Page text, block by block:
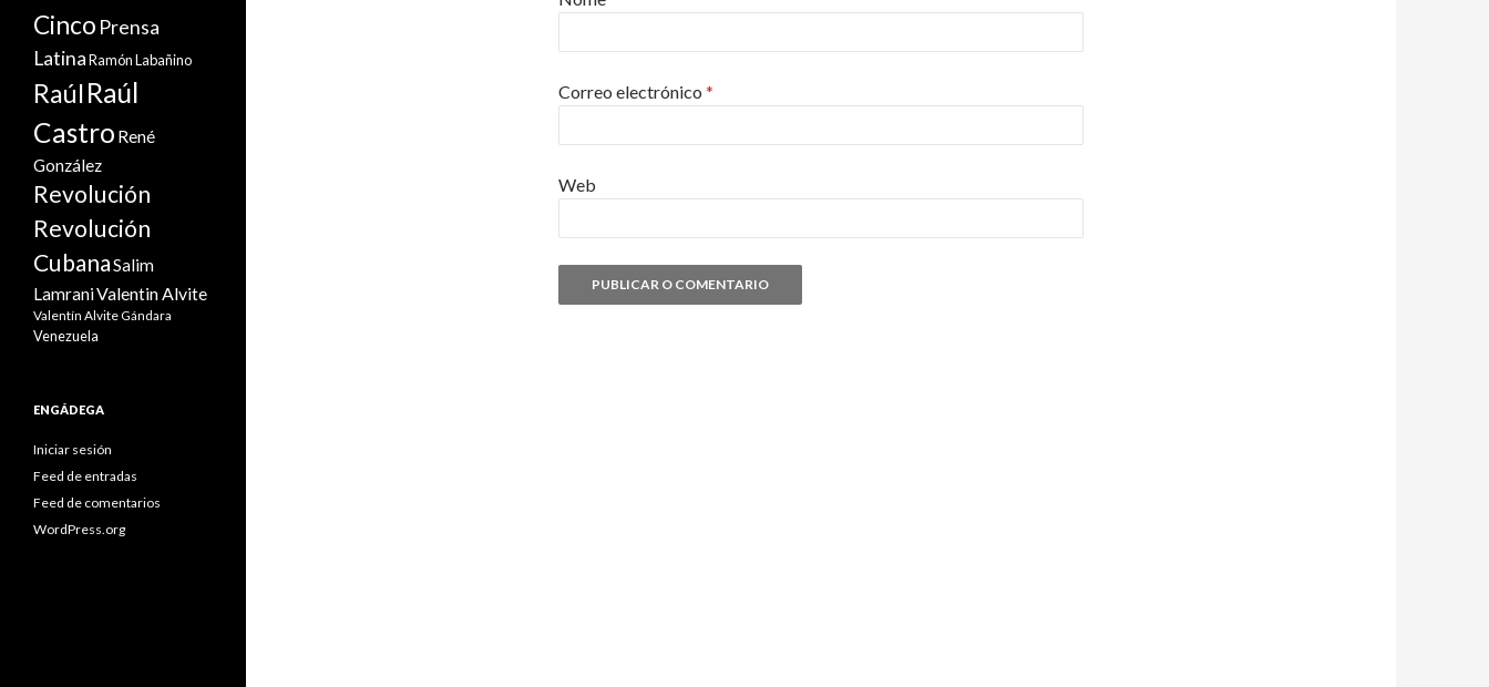
Correo electrónico *
Web
Cinco Prensa
LatinaRamón Labañino
RaúlRaúl
Castro René
González
Revolución
Revolución
CubanaSalim
LamraniValentin Alvite
Valentín Alvite Gándara
Venezuela
ENGÁDEGA
Iniciar sesión
Feed de entradas
Feed de comentarios
WordPress.org